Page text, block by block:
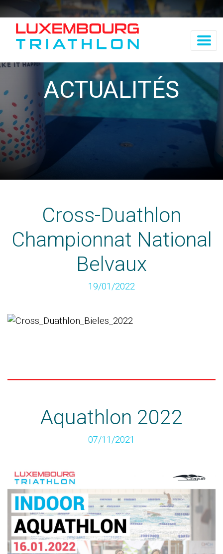
ACTUALITÉS
Cross-Duathlon
Championnat National
Belvaux
19/01/2022
Aquathlon 2022
07/11/2021